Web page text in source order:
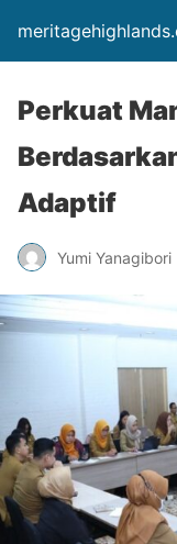
Perkuat
Adaptif
Yumi Yanagibori